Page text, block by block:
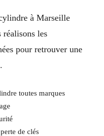
à Marseille
réalisons les
pour retrouver une
toutes marques
de clés